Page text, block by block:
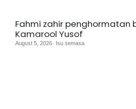
Fahmi zahir penghormatan
Kamarool Yusof
August 5, 2026· Isu semasa